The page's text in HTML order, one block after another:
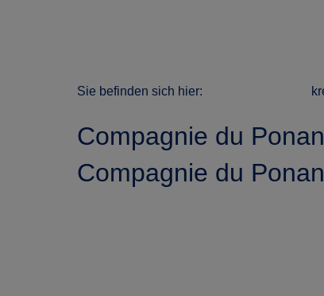
Sie befinden sich hier:
Compagnie du
Compagnie du